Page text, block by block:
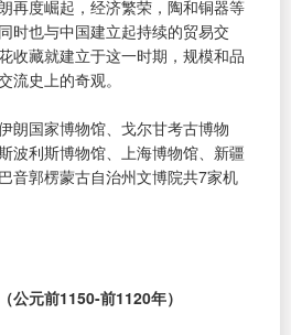
再度崛起，经济繁荣，陶和铜器等
时也与中国建立起持续的贸易交
收藏就建立于这一时期，规模和品
流史上的奇观。
朗国家博物馆、戈尔甘考古博物
波利斯博物馆、上海博物馆、新疆
音郭楞蒙古自治州文博院共7家机
公元前1150-前1120年）